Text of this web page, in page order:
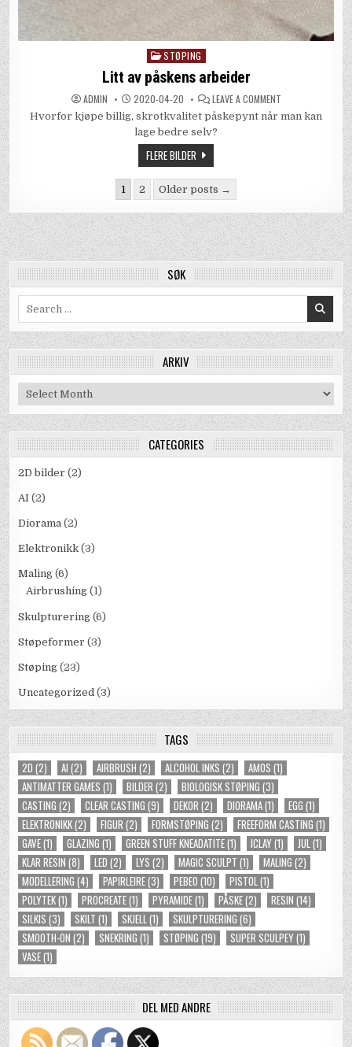
Posted
in
STØPING
Litt av påskens arbeider
ADMIN 2020-04-20 LEAVE A COMMENTON
AV
Hvorfor kjøpe billig, skrotkvalitet påskepynt når man kan
lage bedre selv?
FLERE BILDER
pagination
1 2 Older posts →
SØK
ARKIV
Arkiv
CATEGORIES
2D bilder (2)
AI (2)
Diorama (2)
Elektronikk (3)
Maling (6)
Airbrushing (1)
Skulpturering (6)
Støpeformer (3)
Støping (23)
Uncategorized (3)
TAGS
2D (2) AI (2) AIRBRUSH (2) ALCOHOL INKS (2) AMOS (1)
ANTIMATTER GAMES (1) BILDER (2) BIOLOGISK STØPING (3)
CASTING (2) CLEAR CASTING (9) DEKOR (2) DIORAMA(1) EGG (1)
ELEKTRONIKK(2) FIGUR (2) FORMSTØPING (2) FREEFORM CASTING (1)
GAVE(1) GLAZING (1) GREEN STUFF KNEADATITE(1) ICLAY(1) JUL (1)
KLAR RESIN (8) LED (2) LYS (2) MAGIC SCULPT (1) MALING (2)
MODELLERING (4) PAPIRLEIRE(3) PEBEO (10) PISTOL (1)
POLYTEK(1) PROCREATE(1) PYRAMIDE(1) PÅSKE(2) RESIN (14)
SILKIS (3) SKILT (1) SKJELL (1) SKULPTURERING (6)
SMOOTH-ON (2) SNEKRING (1) STØPING (19) SUPER SCULPEY(1)
VASE(1)
DEL MED ANDRE